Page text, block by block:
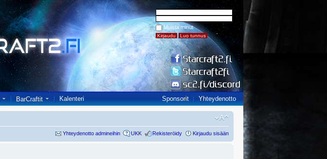
Muista minut
BarCraftit Kalenteri Sponsorit Yhteydenotto
Yhteydenotto admineihin UKK Rekisteröidy Kirjaudu sisään